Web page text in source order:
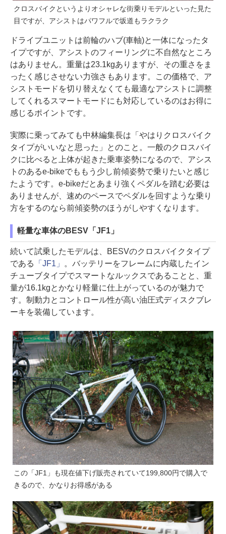
クロスバイクというよりオシャレな街乗りモデルといった見た
目ですが、アシストはパワフルで坂道もラクラク
ドライブユニットは前輪のハブ(車軸)と一体になったタ
イプですが、アシストのフィーリングに不自然なところ
はありません。重量は23.1kgありますが、その重さをま
ったく感じさせない力強さもあります。この価格で、ア
シストモードを切り替えなくても最適なアシストに調整
してくれるスマートモードにも対応しているのはお得に
感じるポイントです。
実際に乗ってみても中林編集長は「やはりクロスバイク
タイプがいいなと思った」とのこと。一般のクロスバイ
クに比べると上体が起きた乗車姿勢になるので、アシス
トのあるe-bikeでももう少し前傾姿勢で乗りたいと感じ
たようです。e-bikeだとあまり強くペダルを踏む必要は
ありませんが、速めのペースでペダルを回すような乗り
方をするのなら前傾姿勢のほうがしやすくなります。
軽量な車体のBESV「JF1」
続いて試乗したモデルは、BESVのクロスバイクタイプ
である
「JF1」
。バッテリーをフレームに内蔵したイン
チューブタイプでスマートなルックスであることと、重
量が16.1kgとかなり軽量に仕上がっているのが魅力で
す。制動力とコントロール性が高い油圧式ディスクブレ
ーキを装備しています。
この「JF1」も現在値下げ販売されていて199,800円で購入で
きるので、かなりお得感がある